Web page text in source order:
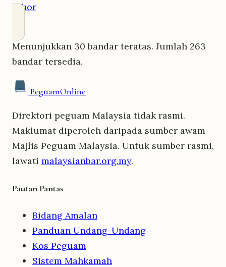
Johor
Menunjukkan 30 bandar teratas. Jumlah 263
bandar tersedia.
PeguamOnline
Direktori peguam Malaysia tidak rasmi.
Maklumat diperoleh daripada sumber awam
Majlis Peguam Malaysia. Untuk sumber rasmi,
lawati malaysianbar.org.my.
Pautan Pantas
Bidang Amalan
Panduan Undang-Undang
Kos Peguam
Sistem Mahkamah